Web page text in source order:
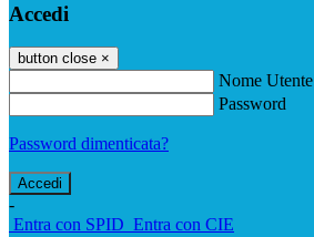
Accedi
button close ×
Nome Utente
Password
Password dimenticata?
-
Entra con SPID Entra con CIE